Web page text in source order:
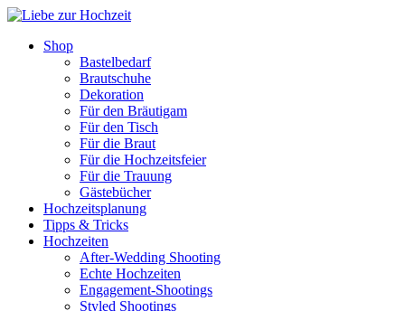
Shop
Bastelbedarf
Brautschuhe
Dekoration
Für den Bräutigam
Für den Tisch
Für die Braut
Für die Hochzeitsfeier
Für die Trauung
Gästebücher
Hochzeitsplanung
Tipps & Tricks
Hochzeiten
After-Wedding Shooting
Echte Hochzeiten
Engagement-Shootings
Styled Shootings